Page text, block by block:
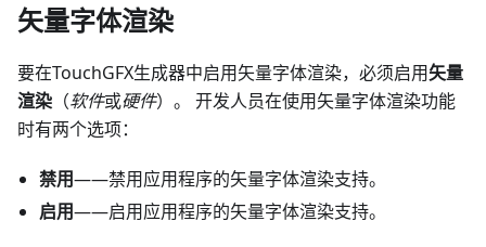
矢量字体渲染
要在TouchGFX生成器中启用矢量字体渲染，必须启用矢量
渲染 （软件或硬件）。 开发人员在使用矢量字体渲染功能
时有两个选项：
禁用——禁用应用程序的矢量字体渲染支持。
启用——启用应用程序的矢量字体渲染支持。